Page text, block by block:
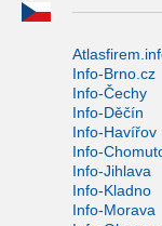
Info-Brno.cz
Info-Čechy
Info-Děčín
Info-Havířov
Info-
Info-Jihlava
Info-Kladno
Info-Morava